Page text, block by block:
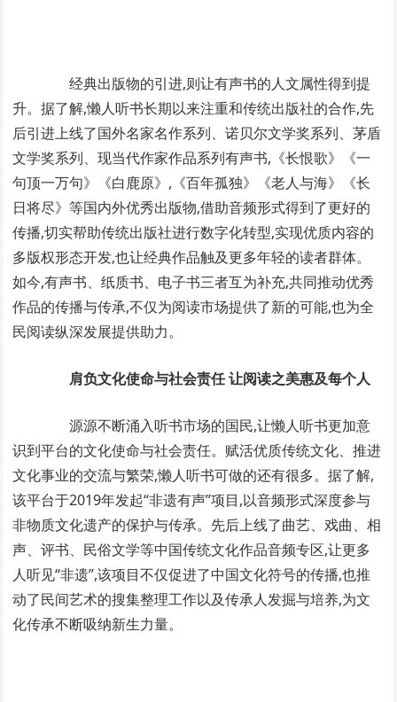
经典出版物的引进,则让有声书的人文属性得到提
升。据了解,懒人听书长期以来注重和传统出版社的合作,先
后引进上线了国外名家名作系列、诺贝尔文学奖系列、茅盾
文学奖系列、现当代作家作品系列有声书,《长恨歌》《一
句顶一万句》《白鹿原》,《百年孤独》《老人与海》《长
日将尽》等国内外优秀出版物,借助音频形式得到了更好的
传播,切实帮助传统出版社进行数字化转型,实现优质内容的
多版权形态开发,也让经典作品触及更多年轻的读者群体。
如今,有声书、纸质书、电子书三者互为补充,共同推动优秀
作品的传播与传承,不仅为阅读市场提供了新的可能,也为全
民阅读纵深发展提供助力。
肩负文化使命与社会责任 让阅读之美惠及每个人
源源不断涌入听书市场的国民,让懒人听书更加意
识到平台的文化使命与社会责任。赋活优质传统文化、推进
文化事业的交流与繁荣,懒人听书可做的还有很多。据了解,
该平台于2019年发起“非遗有声”项目,以音频形式深度参与
非物质文化遗产的保护与传承。先后上线了曲艺、戏曲、相
声、评书、民俗文学等中国传统文化作品音频专区,让更多
人听见“非遗”,该项目不仅促进了中国文化符号的传播,也推
动了民间艺术的搜集整理工作以及传承人发掘与培养,为文
化传承不断吸纳新生力量。